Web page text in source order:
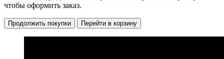
чтобы оформить заказ.
Продолжить покупки Перейти в корзину